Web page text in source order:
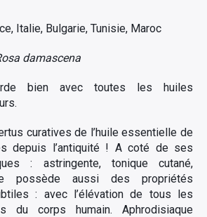
Italie, Bulgarie, Tunisie, Maroc
damascena
bien avec toutes les huiles
curatives de l’huile essentielle de
depuis l’antiquité ! A coté de ses
: astringente, tonique cutané,
possède aussi des propriétés
: avec l’élévation de tous les
du corps humain. Aphrodisiaque